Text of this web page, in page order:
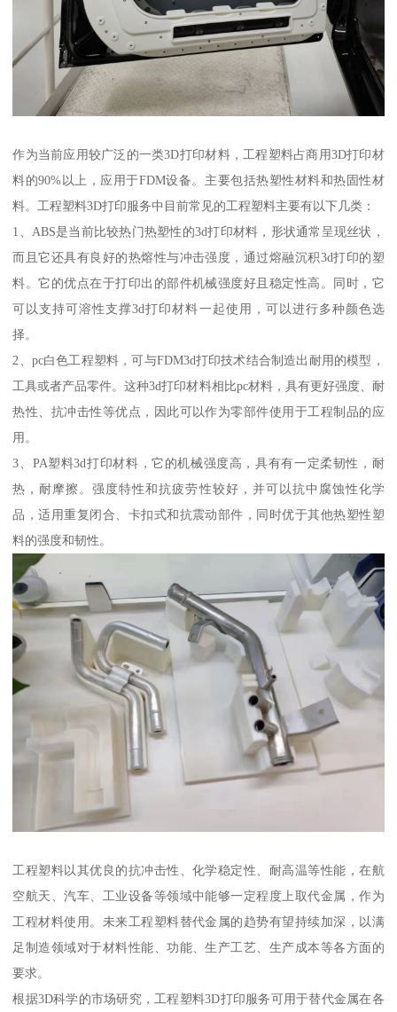
作为当前应用较广泛的一类3D打印材料，工程塑料占商用3D打印材
料的90%以上，应用于FDM设备。主要包括热塑性材料和热固性材
料。工程塑料3D打印服务中目前常见的工程塑料主要有以下几类：
1、ABS是当前比较热门热塑性的3d打印材料，形状通常呈现丝状，
而且它还具有良好的热熔性与冲击强度，通过熔融沉积3d打印的塑
料。它的优点在于打印出的部件机械强度好且稳定性高。同时，它
可以支持可溶性支撑3d打印材料一起使用，可以进行多种颜色选
择。
2、pc白色工程塑料，可与FDM3d打印技术结合制造出耐用的模型，
工具或者产品零件。这种3d打印材料相比pc材料，具有更好强度、耐
热性、抗冲击性等优点，因此可以作为零部件使用于工程制品的应
用。
3、PA塑料3d打印材料，它的机械强度高，具有有一定柔韧性，耐
热，耐摩擦。强度特性和抗疲劳性较好，并可以抗中腐蚀性化学
品，适用重复闭合、卡扣式和抗震动部件，同时优于其他热塑性塑
料的强度和韧性。
工程塑料以其优良的抗冲击性、化学稳定性、耐高温等性能，在航
空航天、汽车、工业设备等领域中能够一定程度上取代金属，作为
工程材料使用。未来工程塑料替代金属的趋势有望持续加深，以满
足制造领域对于材料性能、功能、生产工艺、生产成本等各方面的
要求。
根据3D科学的市场研究，工程塑料3D打印服务可用于替代金属在各